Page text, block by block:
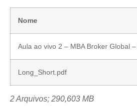
Nome
Aula ao vivo 2 – MBA Broker Global
Long_Short.pdf
2 Arquivos; 290,603 MB